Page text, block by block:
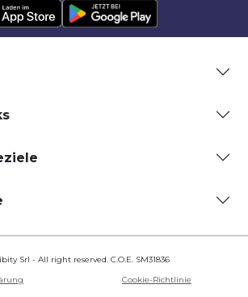
Srl - All right reserved. C.O.E. SM31836
Cookie-Richtlinie